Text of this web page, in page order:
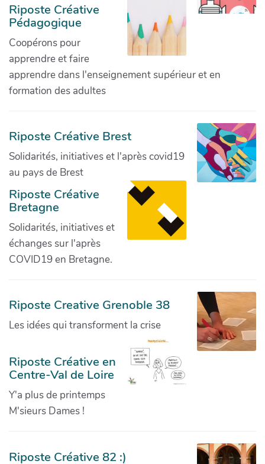
Riposte Créative
Pédagogique
Coopérons pour
apprendre et faire
apprendre dans l'enseignement supérieur et en
formation des adultes
Riposte Créative Brest
Solidarités, initiatives et l'après covid19
au pays de Brest
Riposte Créative
Bretagne
Solidarités, initiatives et
échanges sur l'après
COVID19 en Bretagne.
Riposte Creative Grenoble 38
Les idées qui transforment la crise
Riposte Créative en
Centre-Val de Loire
Y'a plus de printemps
M'sieurs Dames !
Riposte Créative 82 :)